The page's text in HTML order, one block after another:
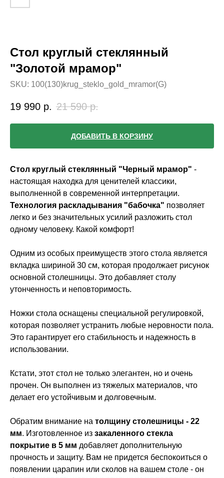
Стол круглый стеклянный
"Золотой мрамор"
SKU: 100(130)krug_steklo_gold_mramor(G)
19 990 р. 21 590 р.
ДОБАВИТЬ В КОРЗИНУ
Стол круглый стеклянный "Черный мрамор" -
настоящая находка для ценителей классики,
выполненной в современной интерпретации.
Технология раскладывания "бабочка" позволяет
легко и без значительных усилий разложить стол
одному человеку. Какой комфорт!
Одним из особых преимуществ этого стола является
вкладка шириной 30 см, которая продолжает рисунок
основной столешницы. Это добавляет столу
утонченность и неповторимость.
Ножки стола оснащены специальной регулировкой,
которая позволяет устранить любые неровности пола.
Это гарантирует его стабильность и надежность в
использовании.
Кстати, этот стол не только элегантен, но и очень
прочен. Он выполнен из тяжелых материалов, что
делает его устойчивым и долговечным.
Обратим внимание на толщину столешницы - 22
мм. Изготовленное из закаленного стекла
покрытие в 5 мм добавляет дополнительную
прочность и защиту. Вам не придется беспокоиться о
появлении царапин или сколов на вашем столе - он